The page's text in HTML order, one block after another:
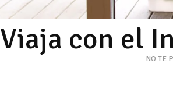
Viaja con el
NO TE